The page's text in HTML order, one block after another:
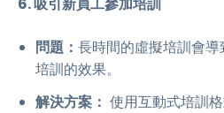
問題： 長時間的虛擬培訓會
培訓的效果。
解決方案： 使用互動式培訓